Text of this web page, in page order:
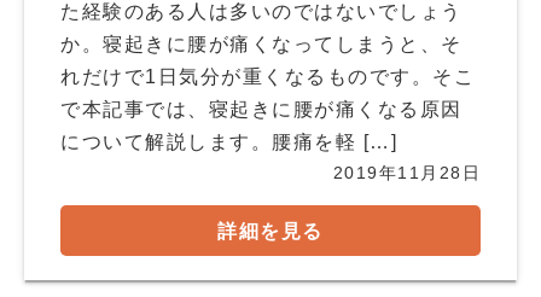
た経験のある人は多いのではないでしょう
か。寝起きに腰が痛くなってしまうと、そ
れだけで1日気分が重くなるものです。そこ
で本記事では、寝起きに腰が痛くなる原因
について解説します。腰痛を軽 […]
2019年11月28日
詳細を見る